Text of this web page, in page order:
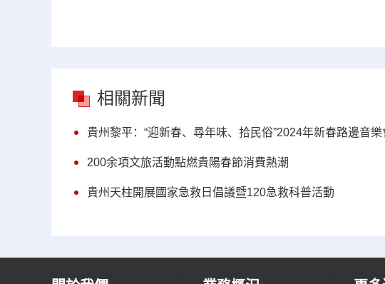
相關新聞
貴州黎平：“迎新春、尋年味、拾民俗”2024年新春路邊音
200余項文旅活動點燃貴陽春節消費熱潮
貴州天柱開展國家急救日倡議暨120急救科普活動